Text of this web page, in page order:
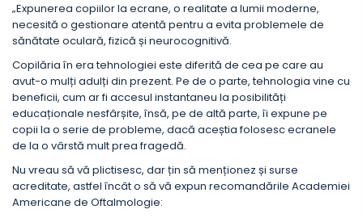
„Expunerea copiilor la ecrane, o realitate a lumii moderne,
necesită o gestionare atentă pentru a evita problemele de
sănătate oculară, fizică și neurocognitivă.
Copilăria în era tehnologiei este diferită de cea pe care au
avut-o mulți adulți din prezent. Pe de o parte, tehnologia vine cu
beneficii, cum ar fi accesul instantaneu la posibilități
educaționale nesfârșite, însă, pe de altă parte, îi expune pe
copii la o serie de probleme, dacă aceștia folosesc ecranele
de la o vârstă mult prea fragedă.
Nu vreau să vă plictisesc, dar țin să menționez și surse
acreditate, astfel încât o să vă expun recomandările Academiei
Americane de Oftalmologie: